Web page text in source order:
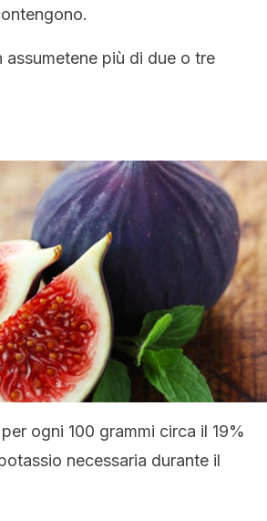
assumetene più di due o tre
ogni 100 grammi circa il 19%
necessaria durante il